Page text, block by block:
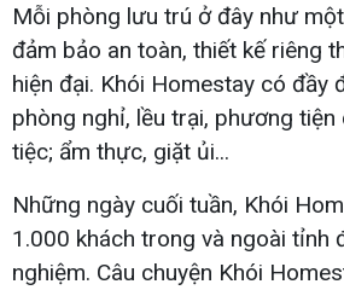
Mỗi phòng lưu trú ở đây như
đảm bảo an toàn, thiết kế riêng
hiện đại. Khói Homestay có đầy
phòng nghỉ, lều trại, phương
tiệc; ẩm thực, giặt ủi...
Những ngày cuối tuần, Khói
1.000 khách trong và ngoài tỉnh
nghiệm. Câu chuyện Khói